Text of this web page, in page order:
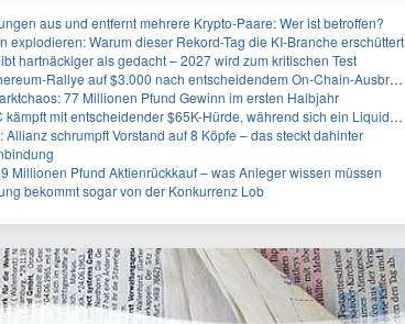
aus und entfernt mehrere Krypto-Paare: Wer ist betroffen?
explodieren: Warum dieser Rekord-Tag die KI-Branche erschüttert
hartnäckiger als gedacht – 2027 wird zum kritischen Test
Rallye auf $3.000 nach entscheidendem On-Chain-Ausbruch
77 Millionen Pfund Gewinn im ersten Halbjahr
mit entscheidender $65K-Hürde, während sich ein Liquidationscluster aufbaut
schrumpft Vorstand auf 8 Köpfe – das steckt dahinter
Millionen Pfund Aktienrückkauf – was Anleger wissen müssen
bekommt sogar von der Konkurrenz Lob